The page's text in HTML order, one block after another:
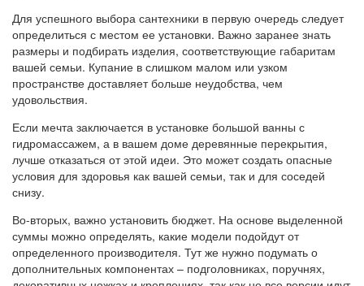
Для успешного выбора сантехники в первую очередь следует
определиться с местом ее установки. Важно заранее знать
размеры и подбирать изделия, соответствующие габаритам
вашей семьи. Купание в слишком малом или узком
пространстве доставляет больше неудобства, чем
удовольствия.
Если мечта заключается в установке большой ванны с
гидромассажем, а в вашем доме деревянные перекрытия,
лучше отказаться от этой идеи. Это может создать опасные
условия для здоровья как вашей семьи, так и для соседей
снизу.
Во-вторых, важно установить бюджет. На основе выделенной
суммы можно определять, какие модели подойдут от
определенного производителя. Тут же нужно подумать о
дополнительных компонентах – подголовниках, поручнях,